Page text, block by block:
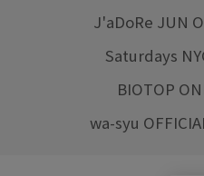
J'aDoRe JUN
Saturdays
BIOTOP
wa-syu